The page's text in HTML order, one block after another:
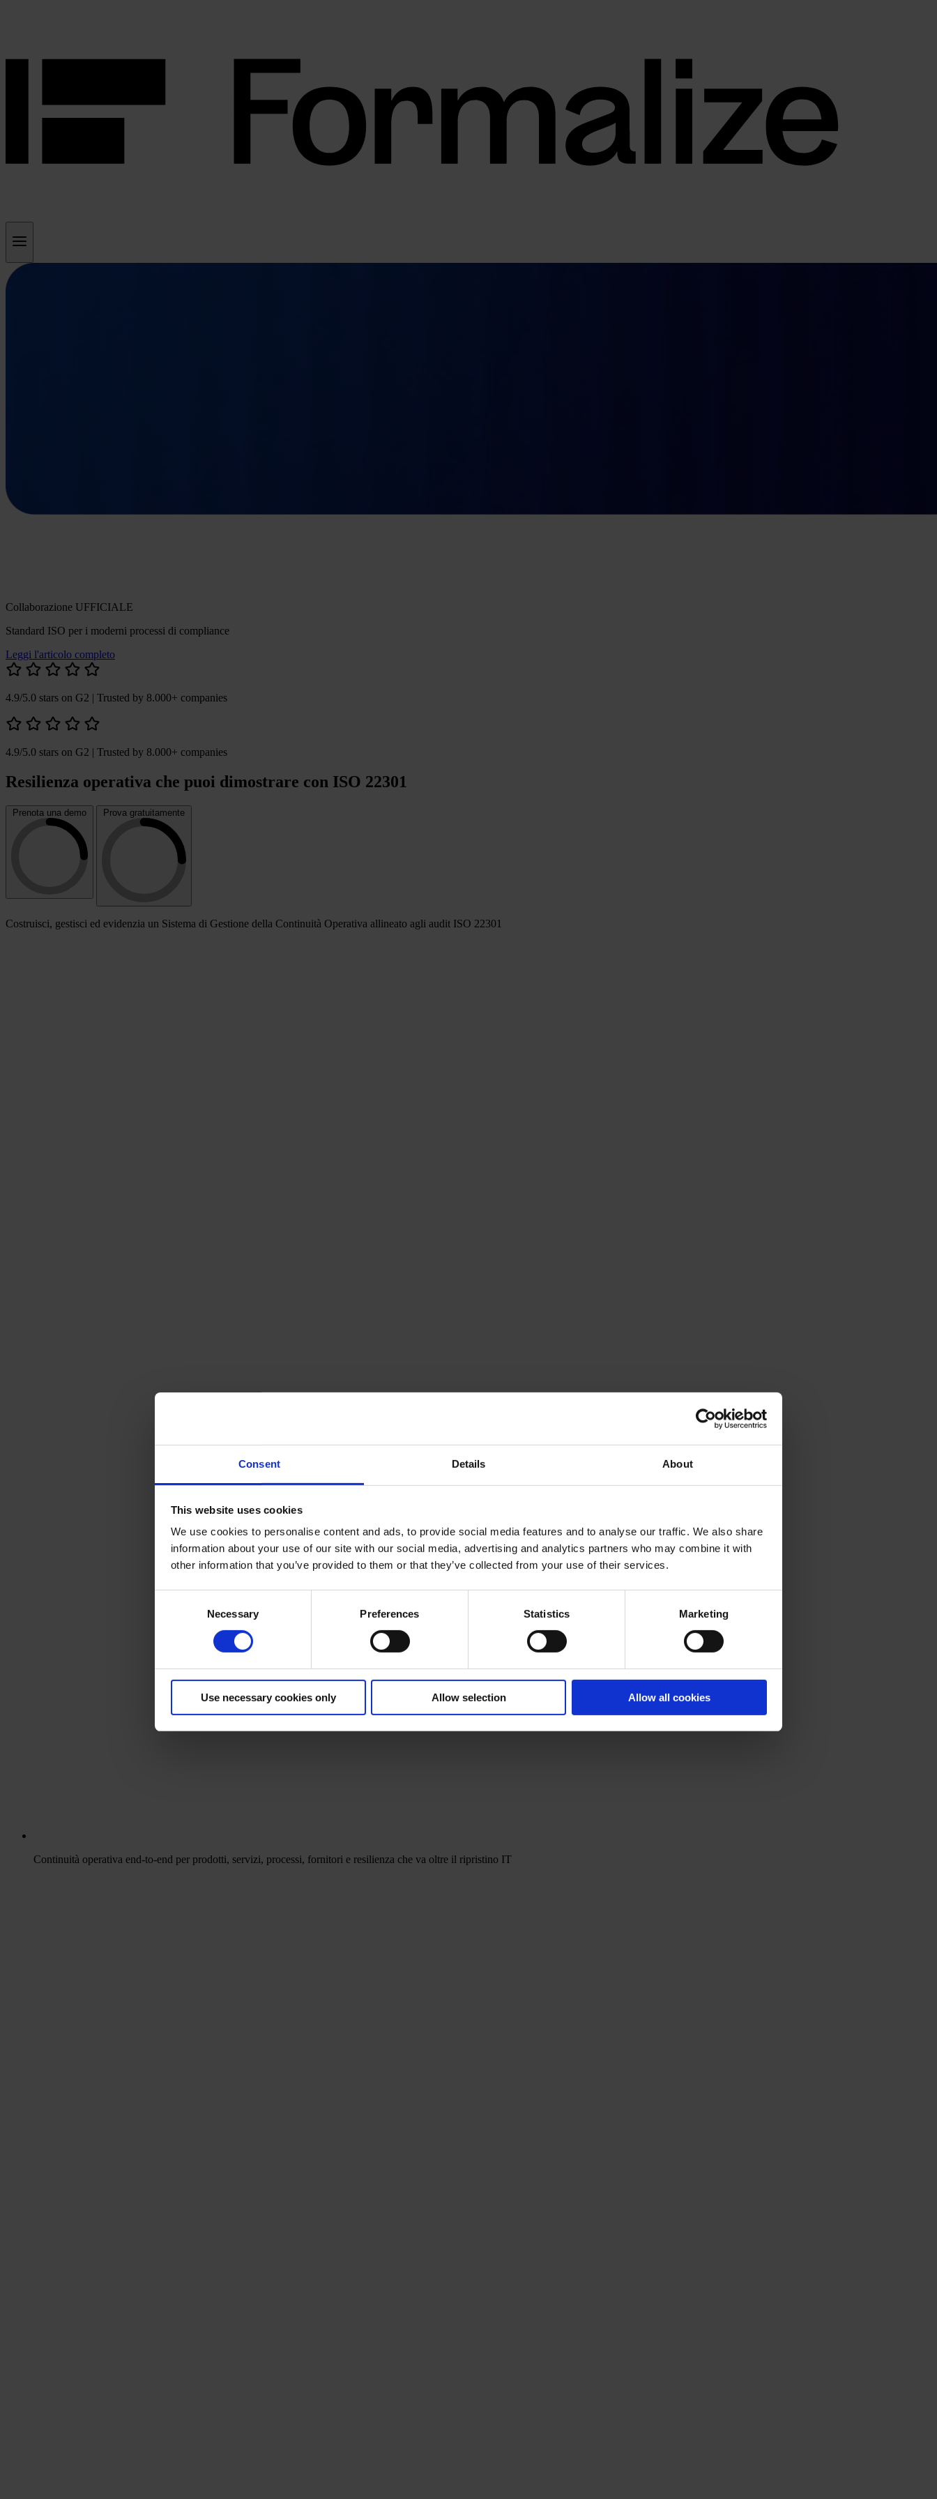
Consent Details About
This website uses cookies
We use cookies to personalise content and ads, to provide social media features and to analyse our traffic. We also share
information about your use of our site with our social media, advertising and analytics partners who may combine it with
other information that you’ve provided to them or that they’ve collected from your use of their services.
Necessary Preferences Statistics Marketing
Use necessary cookies only Allow selection Allow all cookies
Collaborazione UFFICIALE
Standard ISO per i moderni processi di compliance
Leggi l'articolo completo
4.9/5.0 stars on G2 | Trusted by 8.000+ companies
4.9/5.0 stars on G2 | Trusted by 8.000+ companies
Resilienza operativa che puoi dimostrare con ISO 22301
Prenota una demo Prova gratuitamente
Costruisci, gestisci ed evidenzia un Sistema di Gestione della Continuità Operativa allineato agli audit ISO 22301
Continuità operativa end-to-end per prodotti, servizi, processi, fornitori e resilienza che va oltre il ripristino IT